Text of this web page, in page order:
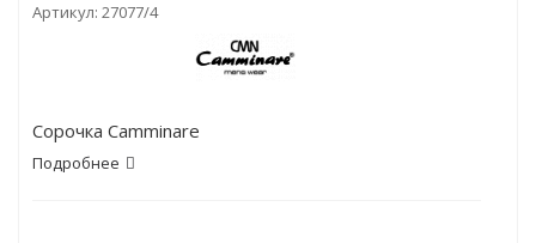
Артикул: 27077/4
Сорочка Camminare
Подробнее